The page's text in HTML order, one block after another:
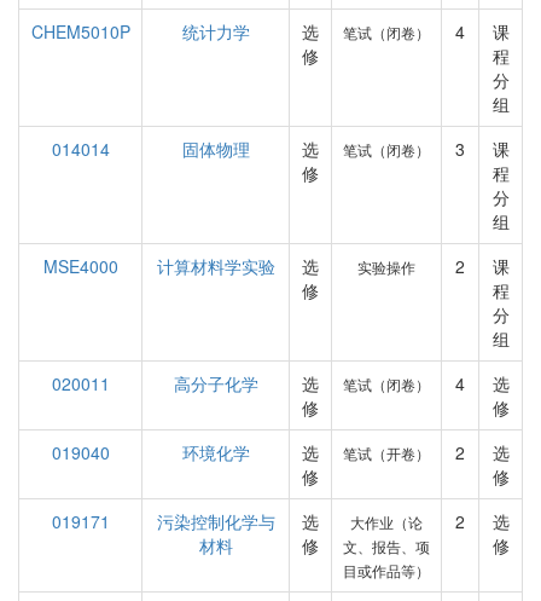
CHEM5010P
统计力学
选
修
笔试（闭卷） 4
课
程
分
组
014014
固体物理
选
修
笔试（闭卷） 3
课
程
分
组
MSE4000
计算材料学实验
选
修
实验操作 2
课
程
分
组
020011
高分子化学
选
修
笔试（闭卷） 4
选
修
019040
环境化学
选
修
笔试（开卷） 2
选
修
019171
污染控制化学与
材料
选
修
大作业（论
文、报告、项
目或作品等）
2
选
修